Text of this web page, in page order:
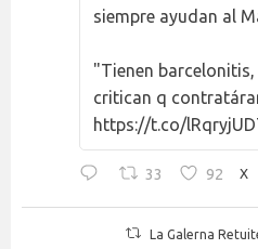
siempre ayudan al
"Tienen
critican q
https://t.co/
33 92 X
La Galerna